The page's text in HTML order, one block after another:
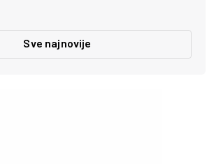
Sve najnovije